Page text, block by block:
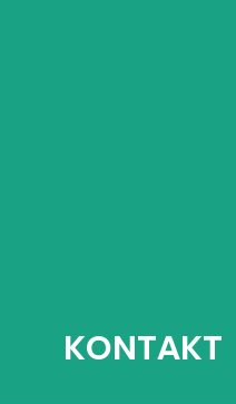
KONTAKT